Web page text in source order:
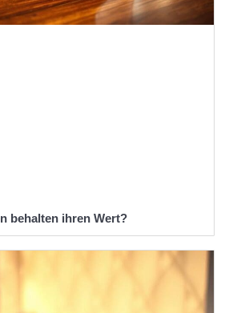
behalten ihren Wert?